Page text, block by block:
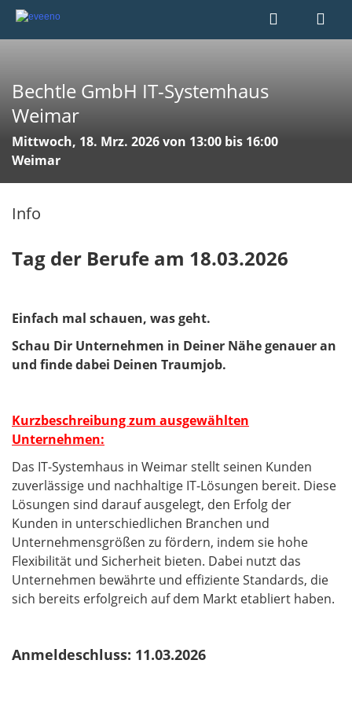
Bechtle GmbH IT-Systemhaus
Weimar
Mittwoch, 18. Mrz. 2026 von 13:00 bis 16:00
Weimar
Info
Tag der Berufe am 18.03.2026
Einfach mal schauen, was geht.
Schau Dir Unternehmen in Deiner Nähe genauer an
und finde dabei Deinen Traumjob.
Kurzbeschreibung zum ausgewählten
Unternehmen:
Das IT-Systemhaus in Weimar stellt seinen Kunden
zuverlässige und nachhaltige IT-Lösungen bereit. Diese
Lösungen sind darauf ausgelegt, den Erfolg der
Kunden in unterschiedlichen Branchen und
Unternehmensgrößen zu fördern, indem sie hohe
Flexibilität und Sicherheit bieten. Dabei nutzt das
Unternehmen bewährte und effiziente Standards, die
sich bereits erfolgreich auf dem Markt etabliert haben.
Anmeldeschluss: 11.03.2026